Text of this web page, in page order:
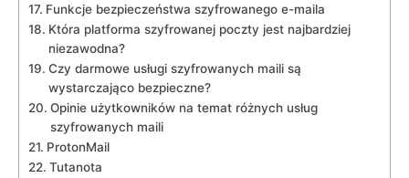
Funkcje bezpieczeństwa szyfrowanego e-maila
Która platforma szyfrowanej poczty jest najbardziej
niezawodna?
Czy darmowe usługi szyfrowanych maili są
wystarczająco bezpieczne?
Opinie użytkowników na temat różnych usług
szyfrowanych maili
ProtonMail
Tutanota